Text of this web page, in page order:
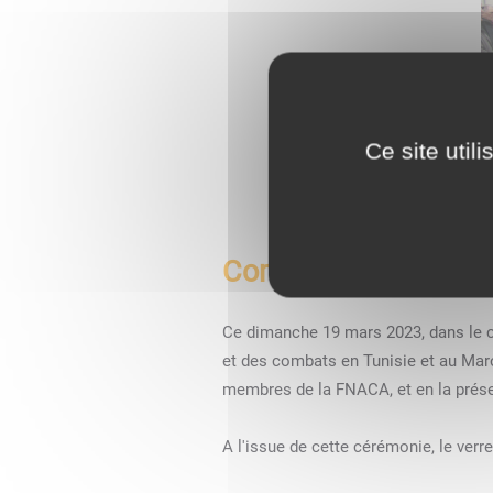
Commémoration du
Ce dimanche 19 mars 2023, dans le
et des combats en Tunisie et au
membres de la FNACA, et en la
A l'issue de cette cérémonie, le
Ce site